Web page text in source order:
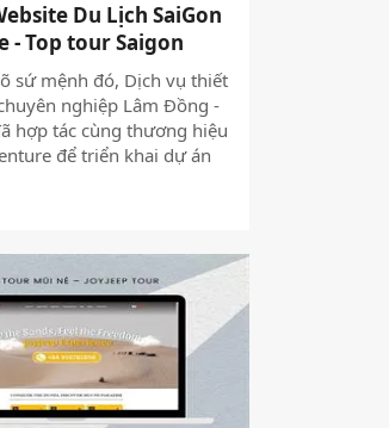
Du Lịch SaiGon
- Top tour Saigon
sứ mệnh đó, Dịch vụ thiết
nghiệp Lâm Đồng -
hợp tác cùng thương hiệu
để triển khai dự án
du lịch cao cấp tại địa
Dự án không
trong mảng tour trải
& Việt Nam mà còn là
cho năng lực công nghệ và
hiện đại từ Biển Vàng.